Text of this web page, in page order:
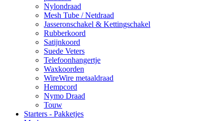
Nylondraad
Mesh Tube / Netdraad
Jasseronschakel & Kettingschakel
Rubberkoord
Satijnkoord
Suede Veters
Telefoonhangertje
Waxkoorden
WireWire metaaldraad
Hempcord
Nymo Draad
Touw
Starters - Pakketjes